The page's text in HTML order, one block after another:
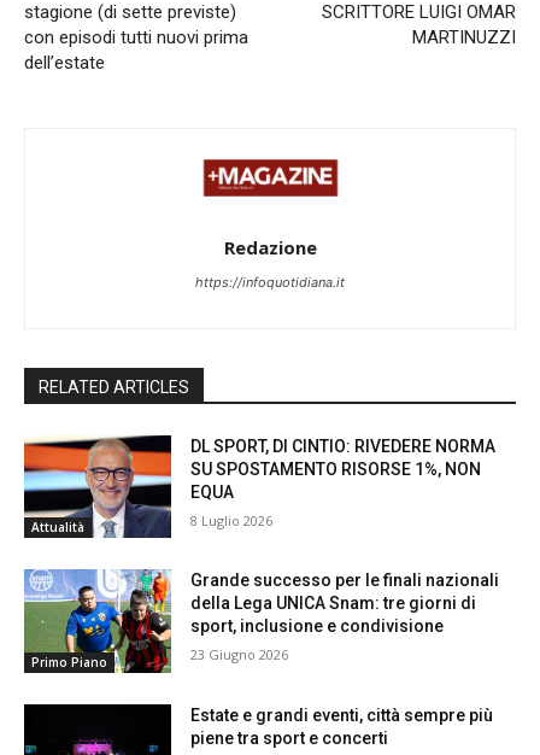
stagione (di sette previste)
con episodi tutti nuovi prima
dell’estate
SCRITTORE LUIGI OMAR
MARTINUZZI
Redazione
https://infoquotidiana.it
RELATED ARTICLES
Attualità
DL SPORT, DI CINTIO: RIVEDERE NORMA
SU SPOSTAMENTO RISORSE 1%, NON
EQUA
8 Luglio 2026
Primo Piano
Grande successo per le finali nazionali
della Lega UNICA Snam: tre giorni di
sport, inclusione e condivisione
23 Giugno 2026
Estate e grandi eventi, città sempre più
piene tra sport e concerti